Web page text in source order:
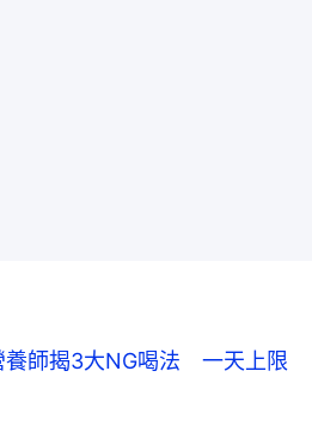
師揭3大NG喝法　一天上限